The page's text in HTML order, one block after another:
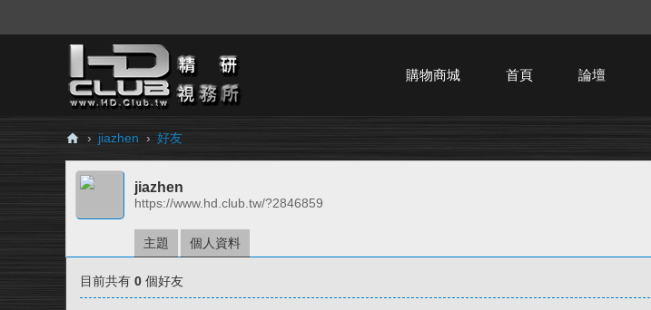
購物商城 首頁 論壇
H
Cl
› jiazhen › 好友
jiazhen
https://www.hd.club.tw/?2846859
主題 個人資料
目前共有 0 個好友